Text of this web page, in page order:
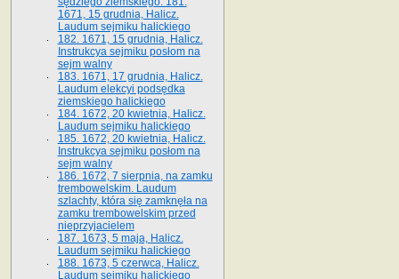
1671, 15 grudnia, Halicz.
Laudum sejmiku halickiego
182. 1671, 15 grudnia, Halicz.
Instrukcya sejmiku posłom na
sejm walny
183. 1671, 17 grudnia, Halicz.
Laudum elekcyi podsędka
ziemskiego halickiego
184. 1672, 20 kwietnia, Halicz.
Laudum sejmiku halickiego
185. 1672, 20 kwietnia, Halicz.
Instrukcya sejmiku posłom na
sejm walny
186. 1672, 7 sierpnia, na zamku
trembowelskim. Laudum
szlachty, która się zamknęła na
zamku trembowelskim przed
nieprzyjacielem
187. 1673, 5 maja, Halicz.
Laudum sejmiku halickiego
188. 1673, 5 czerwca, Halicz.
Laudum sejmiku halickiego